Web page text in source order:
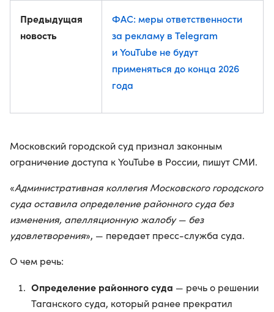
Предыдущая
новость
ФАС: меры ответственности
за рекламу в Telegram
и YouTube не будут
применяться до конца 2026
года
Московский городской суд признал законным
ограничение доступа к YouTube в России, пишут СМИ.
«Административная коллегия Московского городского
суда оставила определение районного суда без
изменения, апелляционную жалобу — без
удовлетворения», — передает пресс-служба суда.
О чем речь:
Определение районного суда — речь о решении
Таганского суда, который ранее прекратил